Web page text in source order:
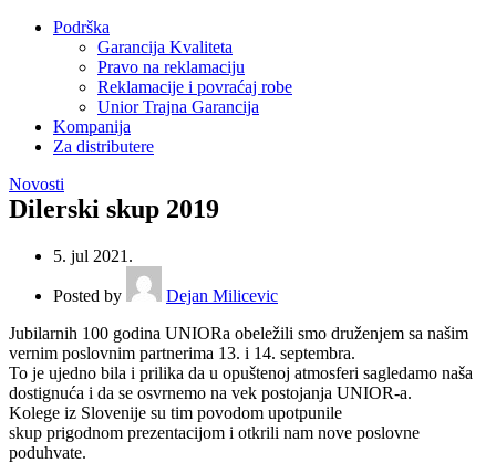
Podrška
Garancija Kvaliteta
Pravo na reklamaciju
Reklamacije i povraćaj robe
Unior Trajna Garancija
Kompanija
Za distributere
Novosti
Dilerski skup 2019
5. jul 2021.
Posted by
Dejan Milicevic
Jubilarnih 100 godina UNIORa obeležili smo druženjem sa našim
vernim poslovnim partnerima 13. i 14. septembra.
To je ujedno bila i prilika da u opuštenoj atmosferi sagledamo naša
dostignuća i da se osvrnemo na vek postojanja UNIOR-a.
Kolege iz Slovenije su tim povodom upotpunile
skup prigodnom prezentacijom i otkrili nam nove poslovne
poduhvate.